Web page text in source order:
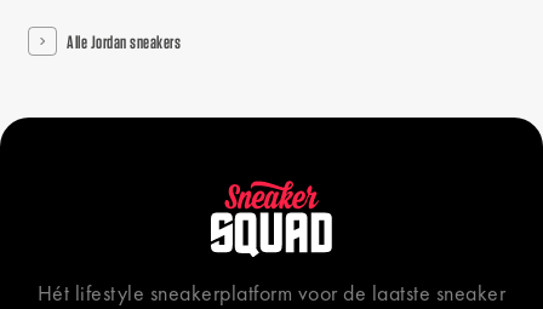
Alle Jordan sneakers
Hét lifestyle sneakerplatform voor de laatste sneaker